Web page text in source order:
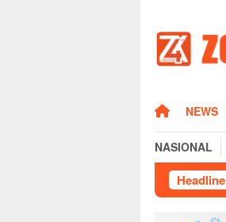
konten
HOMENEWS
NASIONAL
Headline